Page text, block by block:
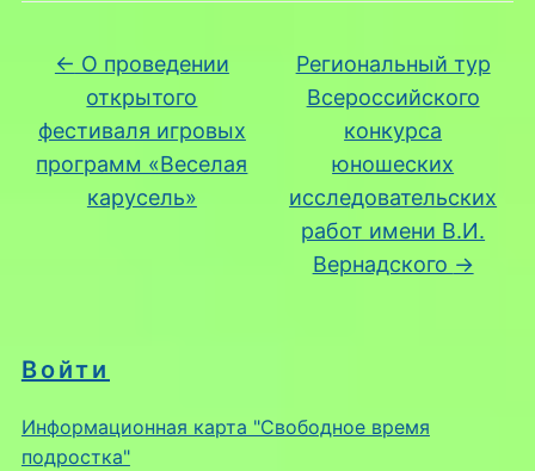
Войти
Информационная карта "Свободное время
подростка"
← О проведении
открытого
фестиваля игровых
программ «Веселая
карусель»
Региональный тур
Всероссийского
конкурса
юношеских
исследовательских
работ имени В.И.
Вернадского →